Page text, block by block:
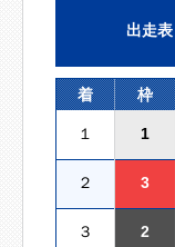
出走表
着 枠
１ 1
２ 3
３ 2